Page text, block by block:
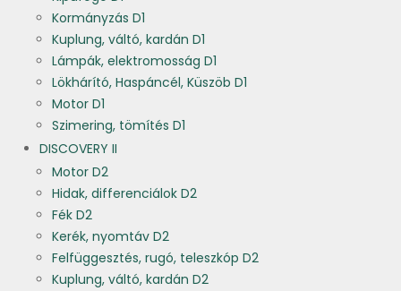
Kormányzás D1
Kuplung, váltó, kardán D1
Lámpák, elektromosság D1
Lökhárító, Haspáncél, Küszöb D1
Motor D1
Szimering, tömítés D1
DISCOVERY II
Motor D2
Hidak, differenciálok D2
Fék D2
Kerék, nyomtáv D2
Felfüggesztés, rugó, teleszkóp D2
Kuplung, váltó, kardán D2